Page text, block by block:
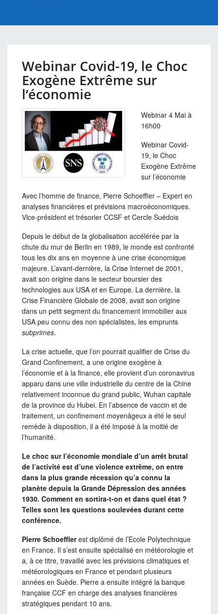
Webinar Covid-19, le Choc
Exogène Extrême sur
l’économie
Webinar 4 Mai à
16h00
Webinar Covid-
19, le Choc
Exogène Extrême
sur l’économie
Avec l’homme de finance, Pierre Schoeffler – Expert en
analyses financières et prévisions macroéconomiques.
Vice-président et trésorier CCSF et Cercle Suédois
Depuis le début de la globalisation accélérée par la
chute du mur de Berlin en 1989, le monde est confronté
tous les dix ans en moyenne à une crise économique
majeure. L’avant-dernière, la Crise Internet de 2001,
avait son origine dans le secteur boursier des
technologies aux USA et en Europe. La dernière, la
Crise Financière Globale de 2008, avait son origine
dans un petit segment du financement immobilier aux
USA peu connu des non spécialistes, les emprunts
subprimes.
La crise actuelle, que l’on pourrait qualifier de Crise du
Grand Confinement, a une origine exogène à
l’économie et à la finance, elle provient d’un coronavirus
apparu dans une ville industrielle du centre de la Chine
relativement inconnue du grand public, Wuhan capitale
de la province du Hubei. En l’absence de vaccin et de
traitement, un confinement moyenâgeux a été le seul
remède à disposition, il a été imposé à la moitié de
l’humanité.
Le choc sur l’économie mondiale d’un arrêt brutal
de l’activité est d’une violence extrême, on entre
dans la plus grande récession qu’a connu la
planète depuis la Grande Dépression des années
1930. Comment en sortira-t-on et dans quel état ?
Telles sont les questions soulevées durant cette
conférence.
Pierre Schoefflerest diplômé de l’Ecole Polytechnique
en France. Il s’est ensuite spécialisé en météorologie et
a, à ce titre, travaillé avec les prévisions climatiques et
météorologiques en France et pendant plusieurs
années en Suède. Pierre a ensuite intégré la banque
française CCF en charge des analyses financières
stratégiques pendant 10 ans.